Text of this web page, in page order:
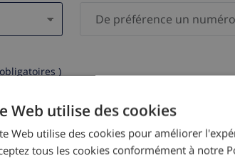
)
Web utilise des cookies
Web utilise des cookies pour améliorer
tous les cookies conformément à notre